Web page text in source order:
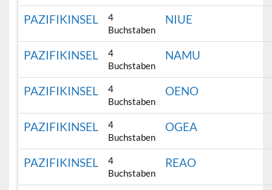
PAZIFIKINSEL
4
Buchstaben
NIUE
PAZIFIKINSEL
4
Buchstaben
NAMU
PAZIFIKINSEL
4
Buchstaben
OENO
PAZIFIKINSEL
4
Buchstaben
OGEA
PAZIFIKINSEL
4
Buchstaben
REAO